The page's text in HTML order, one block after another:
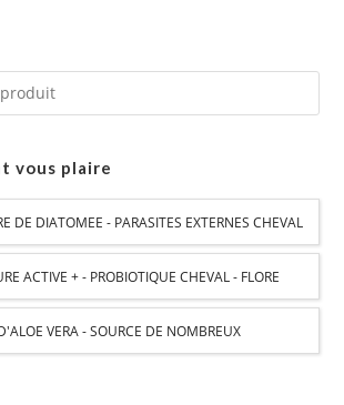
vous plaire
DE DIATOMEE - PARASITES EXTERNES CHEVAL
ACTIVE + - PROBIOTIQUE CHEVAL - FLORE
ET DIGESTION
VERA - SOURCE DE NOMBREUX